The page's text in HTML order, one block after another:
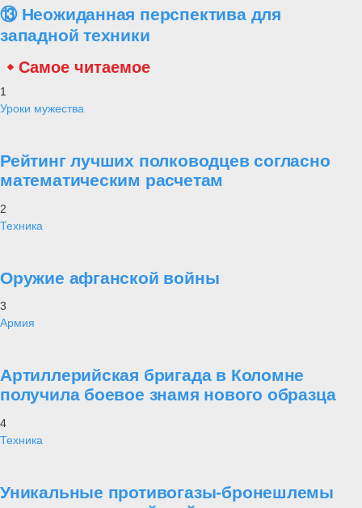
⑬ Неожиданная перспектива для
западной техники
Самое читаемое
1
Уроки мужества
Рейтинг лучших полководцев согласно
математическим расчетам
2
Техника
Оружие афганской войны
3
Армия
Артиллерийская бригада в Коломне
получила боевое знамя нового образца
4
Техника
Уникальные противогазы-бронешлемы